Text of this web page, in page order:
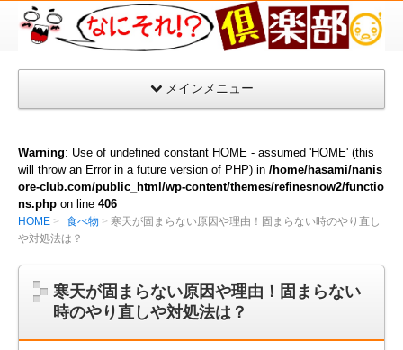
な
そ
部
メインメニュー
Warning: Use of undefined constant HOME - assumed 'HOME' (this
will throw an Error in a future version of PHP) in /home/hasami/nanis
ore-club.com/public_html/wp-content/themes/refinesnow2/functio
ns.php on line 406
HOME 食べ物
寒天が固まらない原因や理由！固まらない時のやり直し
や対処法は？
寒天が固まらない原因や理由！固まらない
時のやり直しや対処法は？